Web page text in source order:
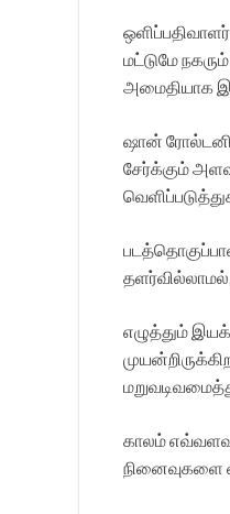
மட்டுமே
அமைதியாக
ஷான்
சேர்க்கும்
எழுத்தும்
காலம்
நினைவுகளை